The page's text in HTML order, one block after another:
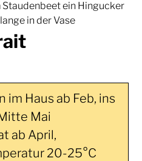
ein Hingucker
in der Vase
im Haus ab Feb, ins
Mai
ab April,
20-25°C